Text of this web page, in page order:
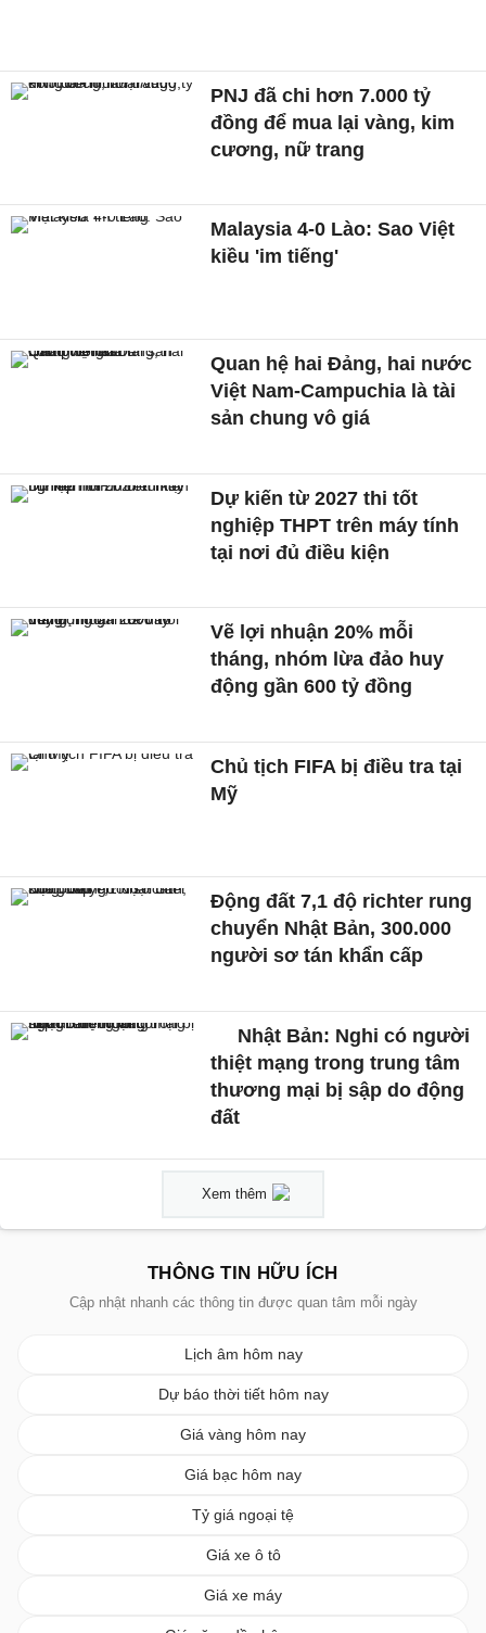
PNJ đã chi hơn 7.000 tỷ
đồng để mua lại vàng, kim
cương, nữ trang
Malaysia 4-0 Lào: Sao Việt
kiều 'im tiếng'
Quan hệ hai Đảng, hai nước
Việt Nam-Campuchia là tài
sản chung vô giá ​
Dự kiến từ 2027 thi tốt
nghiệp THPT trên máy tính
tại nơi đủ điều kiện
Vẽ lợi nhuận 20% mỗi
tháng, nhóm lừa đảo huy
động gần 600 tỷ đồng
Chủ tịch FIFA bị điều tra tại
Mỹ
Động đất 7,1 độ richter rung
chuyển Nhật Bản, 300.000
người sơ tán khẩn cấp
Nhật Bản: Nghi có người
thiệt mạng trong trung tâm
thương mại bị sập do động
đất
Xem thêm
THÔNG TIN HỮU ÍCH
Cập nhật nhanh các thông tin được quan tâm mỗi ngày
Lịch âm hôm nay
Dự báo thời tiết hôm nay
Giá vàng hôm nay
Giá bạc hôm nay
Tỷ giá ngoại tệ
Giá xe ô tô
Giá xe máy